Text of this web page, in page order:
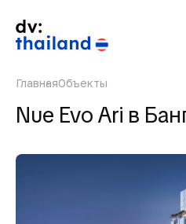
ГлавнаяОбъекты
Nue Evo Ari в